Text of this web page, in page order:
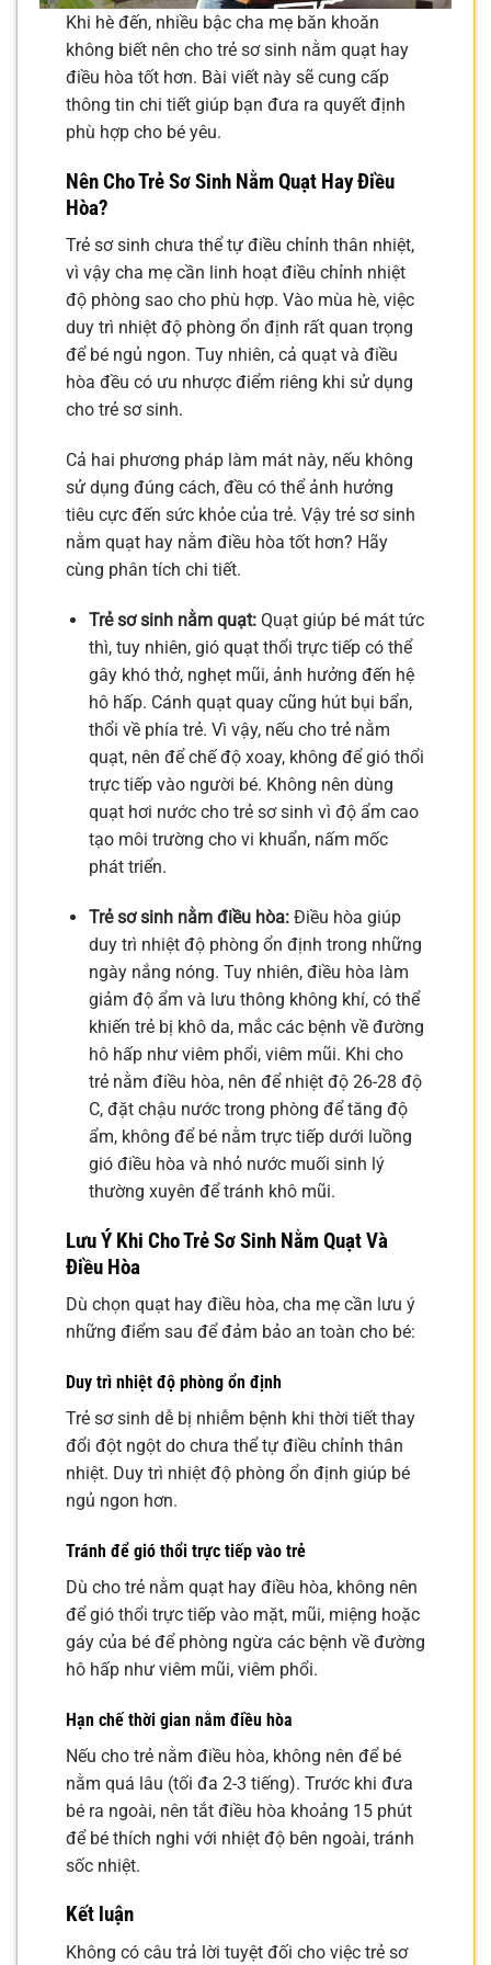
Khi hè đến, nhiều bậc cha mẹ băn khoăn
không biết nên cho trẻ sơ sinh nằm quạt hay
điều hòa tốt hơn. Bài viết này sẽ cung cấp
thông tin chi tiết giúp bạn đưa ra quyết định
phù hợp cho bé yêu.
Nên Cho Trẻ Sơ Sinh Nằm Quạt Hay Điều
Hòa?
Trẻ sơ sinh chưa thể tự điều chỉnh thân nhiệt,
vì vậy cha mẹ cần linh hoạt điều chỉnh nhiệt
độ phòng sao cho phù hợp. Vào mùa hè, việc
duy trì nhiệt độ phòng ổn định rất quan trọng
để bé ngủ ngon. Tuy nhiên, cả quạt và điều
hòa đều có ưu nhược điểm riêng khi sử dụng
cho trẻ sơ sinh.
Cả hai phương pháp làm mát này, nếu không
sử dụng đúng cách, đều có thể ảnh hưởng
tiêu cực đến sức khỏe của trẻ. Vậy trẻ sơ sinh
nằm quạt hay nằm điều hòa tốt hơn? Hãy
cùng phân tích chi tiết.
Trẻ sơ sinh nằm quạt:Quạt giúp bé mát tức
thì, tuy nhiên, gió quạt thổi trực tiếp có thể
gây khó thở, nghẹt mũi, ảnh hưởng đến hệ
hô hấp. Cánh quạt quay cũng hút bụi bẩn,
thổi về phía trẻ. Vì vậy, nếu cho trẻ nằm
quạt, nên để chế độ xoay, không để gió thổi
trực tiếp vào người bé. Không nên dùng
quạt hơi nước cho trẻ sơ sinh vì độ ẩm cao
tạo môi trường cho vi khuẩn, nấm mốc
phát triển.
Trẻ sơ sinh nằm điều hòa:Điều hòa giúp
duy trì nhiệt độ phòng ổn định trong những
ngày nắng nóng. Tuy nhiên, điều hòa làm
giảm độ ẩm và lưu thông không khí, có thể
khiến trẻ bị khô da, mắc các bệnh về đường
hô hấp như viêm phổi, viêm mũi. Khi cho
trẻ nằm điều hòa, nên để nhiệt độ 26-28 độ
C, đặt chậu nước trong phòng để tăng độ
ẩm, không để bé nằm trực tiếp dưới luồng
gió điều hòa và nhỏ nước muối sinh lý
thường xuyên để tránh khô mũi.
Lưu Ý Khi Cho Trẻ Sơ Sinh Nằm Quạt Và
Điều Hòa
Dù chọn quạt hay điều hòa, cha mẹ cần lưu ý
những điểm sau để đảm bảo an toàn cho bé:
Duy trì nhiệt độ phòng ổn định
Trẻ sơ sinh dễ bị nhiễm bệnh khi thời tiết thay
đổi đột ngột do chưa thể tự điều chỉnh thân
nhiệt. Duy trì nhiệt độ phòng ổn định giúp bé
ngủ ngon hơn.
Tránh để gió thổi trực tiếp vào trẻ
Dù cho trẻ nằm quạt hay điều hòa, không nên
để gió thổi trực tiếp vào mặt, mũi, miệng hoặc
gáy của bé để phòng ngừa các bệnh về đường
hô hấp như viêm mũi, viêm phổi.
Hạn chế thời gian nằm điều hòa
Nếu cho trẻ nằm điều hòa, không nên để bé
nằm quá lâu (tối đa 2-3 tiếng). Trước khi đưa
bé ra ngoài, nên tắt điều hòa khoảng 15 phút
để bé thích nghi với nhiệt độ bên ngoài, tránh
sốc nhiệt.
Kết luận
Không có câu trả lời tuyệt đối cho việc trẻ sơ